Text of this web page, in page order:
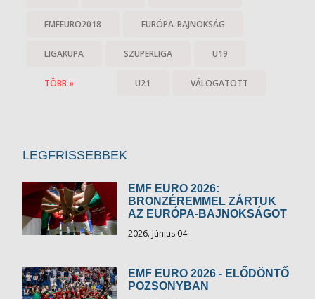
EMFEURO2018 EURÓPA-BAJNOKSÁG
LIGAKUPA SZUPERLIGA U19
U21 VÁLOGATOTT
TÖBB »
LEGFRISSEBBEK
EMF EURO 2026:
BRONZÉREMMEL ZÁRTUK
AZ EURÓPA-BAJNOKSÁGOT
2026. Június 04.
EMF EURO 2026 - ELŐDÖNTŐ
POZSONYBAN